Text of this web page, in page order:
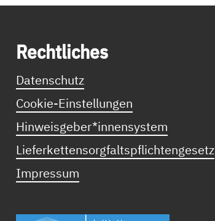
Recht­li­ches
Datenschutz
Cookie-Einstellungen
Hinweisgeber*innensystem
Lieferkettensorgfaltspflichtengesetz
Impressum